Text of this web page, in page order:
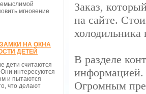
мгновение
НА ОКНА
ДЕТЕЙ
дети считаются
интересуются
и пытаются
что делают
Заказ,
на сайте.
холодильника
В разделе
информацией.
Огромным